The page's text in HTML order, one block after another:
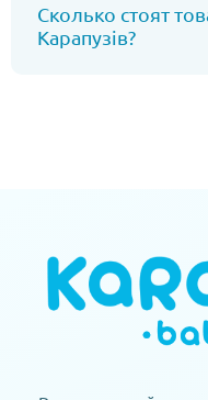
Сколько стоят
Карапузів?